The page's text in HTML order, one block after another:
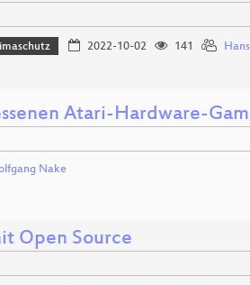
2022-10-02 141
Atari-Hardware-
Nake
Open Source